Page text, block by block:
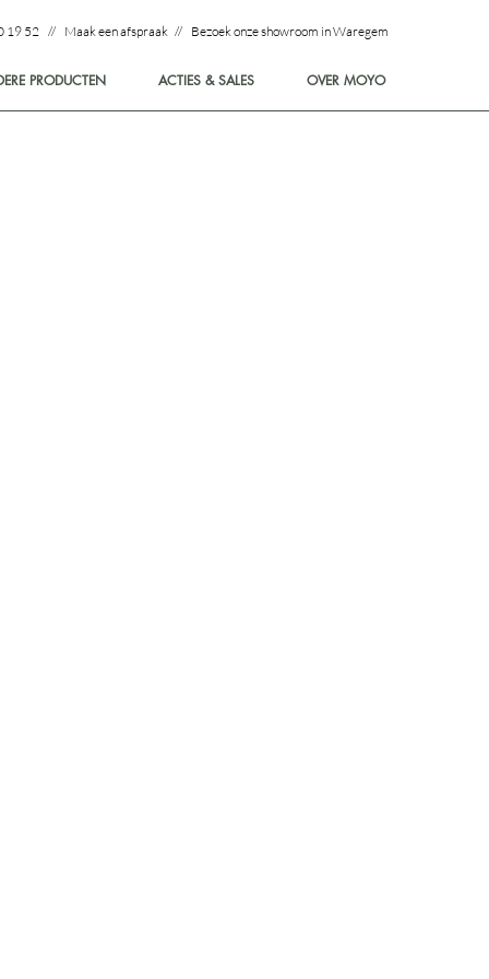
19 52 // Maak een afspraak // Bezoek onze showroom in Waregem
PRODUCTEN ACTIES & SALES OVER MOYO